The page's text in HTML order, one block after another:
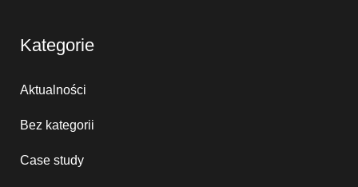
Kategorie
Aktualności
Bez kategorii
Case study